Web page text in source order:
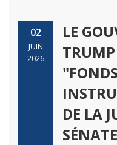
02
JUIN
2026
LE
DE LA